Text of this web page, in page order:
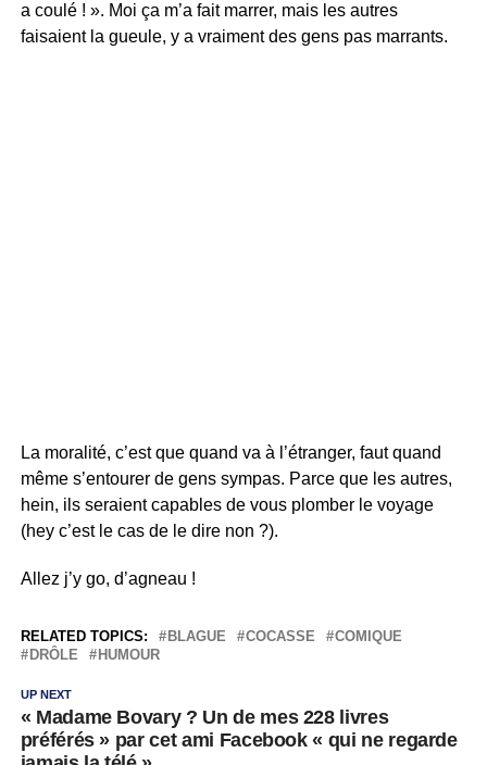
a coulé ! ». Moi ça m’a fait marrer, mais les autres
faisaient la gueule, y a vraiment des gens pas marrants.
La moralité, c’est que quand va à l’étranger, faut quand
même s’entourer de gens sympas. Parce que les autres,
hein, ils seraient capables de vous plomber le voyage
(hey c’est le cas de le dire non ?).
Allez j’y go, d’agneau !
RELATED TOPICS: BLAGUE COCASSE
COMIQUE
DRÔLE
HUMOUR
UP NEXT
« Madame Bovary ? Un de mes 228 livres
préférés » par cet ami Facebook « qui ne regarde